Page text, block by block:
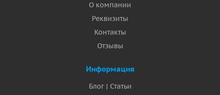
О компании
Реквизиты
Контакты
Отзывы
Информация
Блог | Статьи